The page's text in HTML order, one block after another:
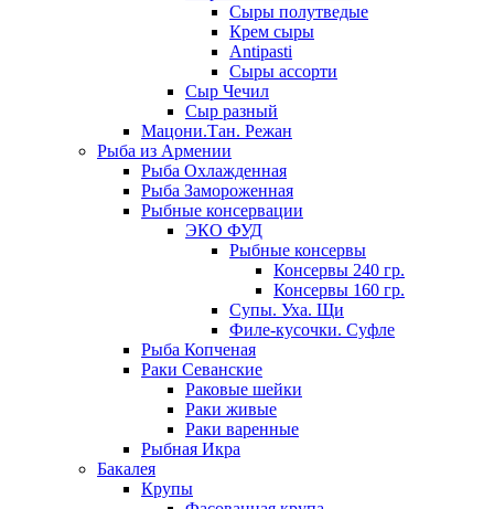
Сыры полутведые
Крем сыры
Antipasti
Сыры ассорти
Сыр Чечил
Сыр разный
Мацони.Тан. Режан
Рыба из Армении
Рыба Охлажденная
Рыба Замороженная
Рыбные консервации
ЭКО ФУД
Рыбные консервы
Консервы 240 гр.
Консервы 160 гр.
Супы. Уха. Щи
Филе-кусочки. Суфле
Рыба Копченая
Раки Севанские
Раковые шейки
Раки живые
Раки варенные
Рыбная Икра
Бакалея
Крупы